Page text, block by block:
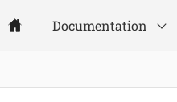
Documentation